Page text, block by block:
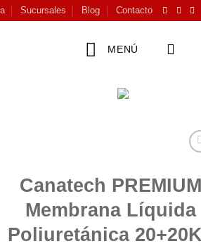
Sucursales Blog Contacto
MENÚ
Canatech PREMIUM
Membrana Líquida
Poliuretánica